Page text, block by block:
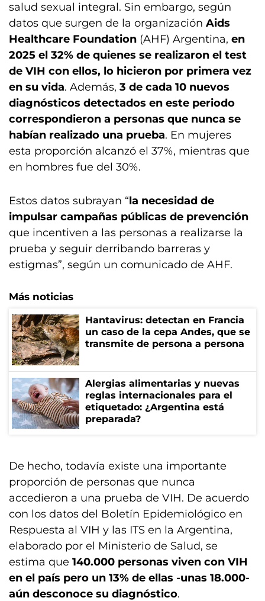
salud sexual integral. Sin embargo, según
datos que surgen de la organización Aids
Healthcare Foundation (AHF) Argentina, en
2025 el 32% de quienes se realizaron el test
de VIH con ellos, lo hicieron por primera vez
en su vida. Además, 3 de cada 10 nuevos
diagnósticos detectados en este periodo
correspondieron a personas que nunca se
habían realizado una prueba. En mujeres
esta proporción alcanzó el 37%, mientras que
en hombres fue del 30%.
Estos datos subrayan “la necesidad de
impulsar campañas públicas de prevención
que incentiven a las personas a realizarse la
prueba y seguir derribando barreras y
estigmas”, según un comunicado de AHF.
Más noticias
Hantavirus: detectan en Francia
un caso de la cepa Andes, que se
transmite de persona a persona
Alergias alimentarias y nuevas
reglas internacionales para el
etiquetado: ¿Argentina está
preparada?
De hecho, todavía existe una importante
proporción de personas que nunca
accedieron a una prueba de VIH. De acuerdo
con los datos del Boletín Epidemiológico en
Respuesta al VIH y las ITS en la Argentina,
elaborado por el Ministerio de Salud, se
estima que 140.000 personas viven con VIH
en el país pero un 13% de ellas -unas 18.000-
aún desconoce su diagnóstico.